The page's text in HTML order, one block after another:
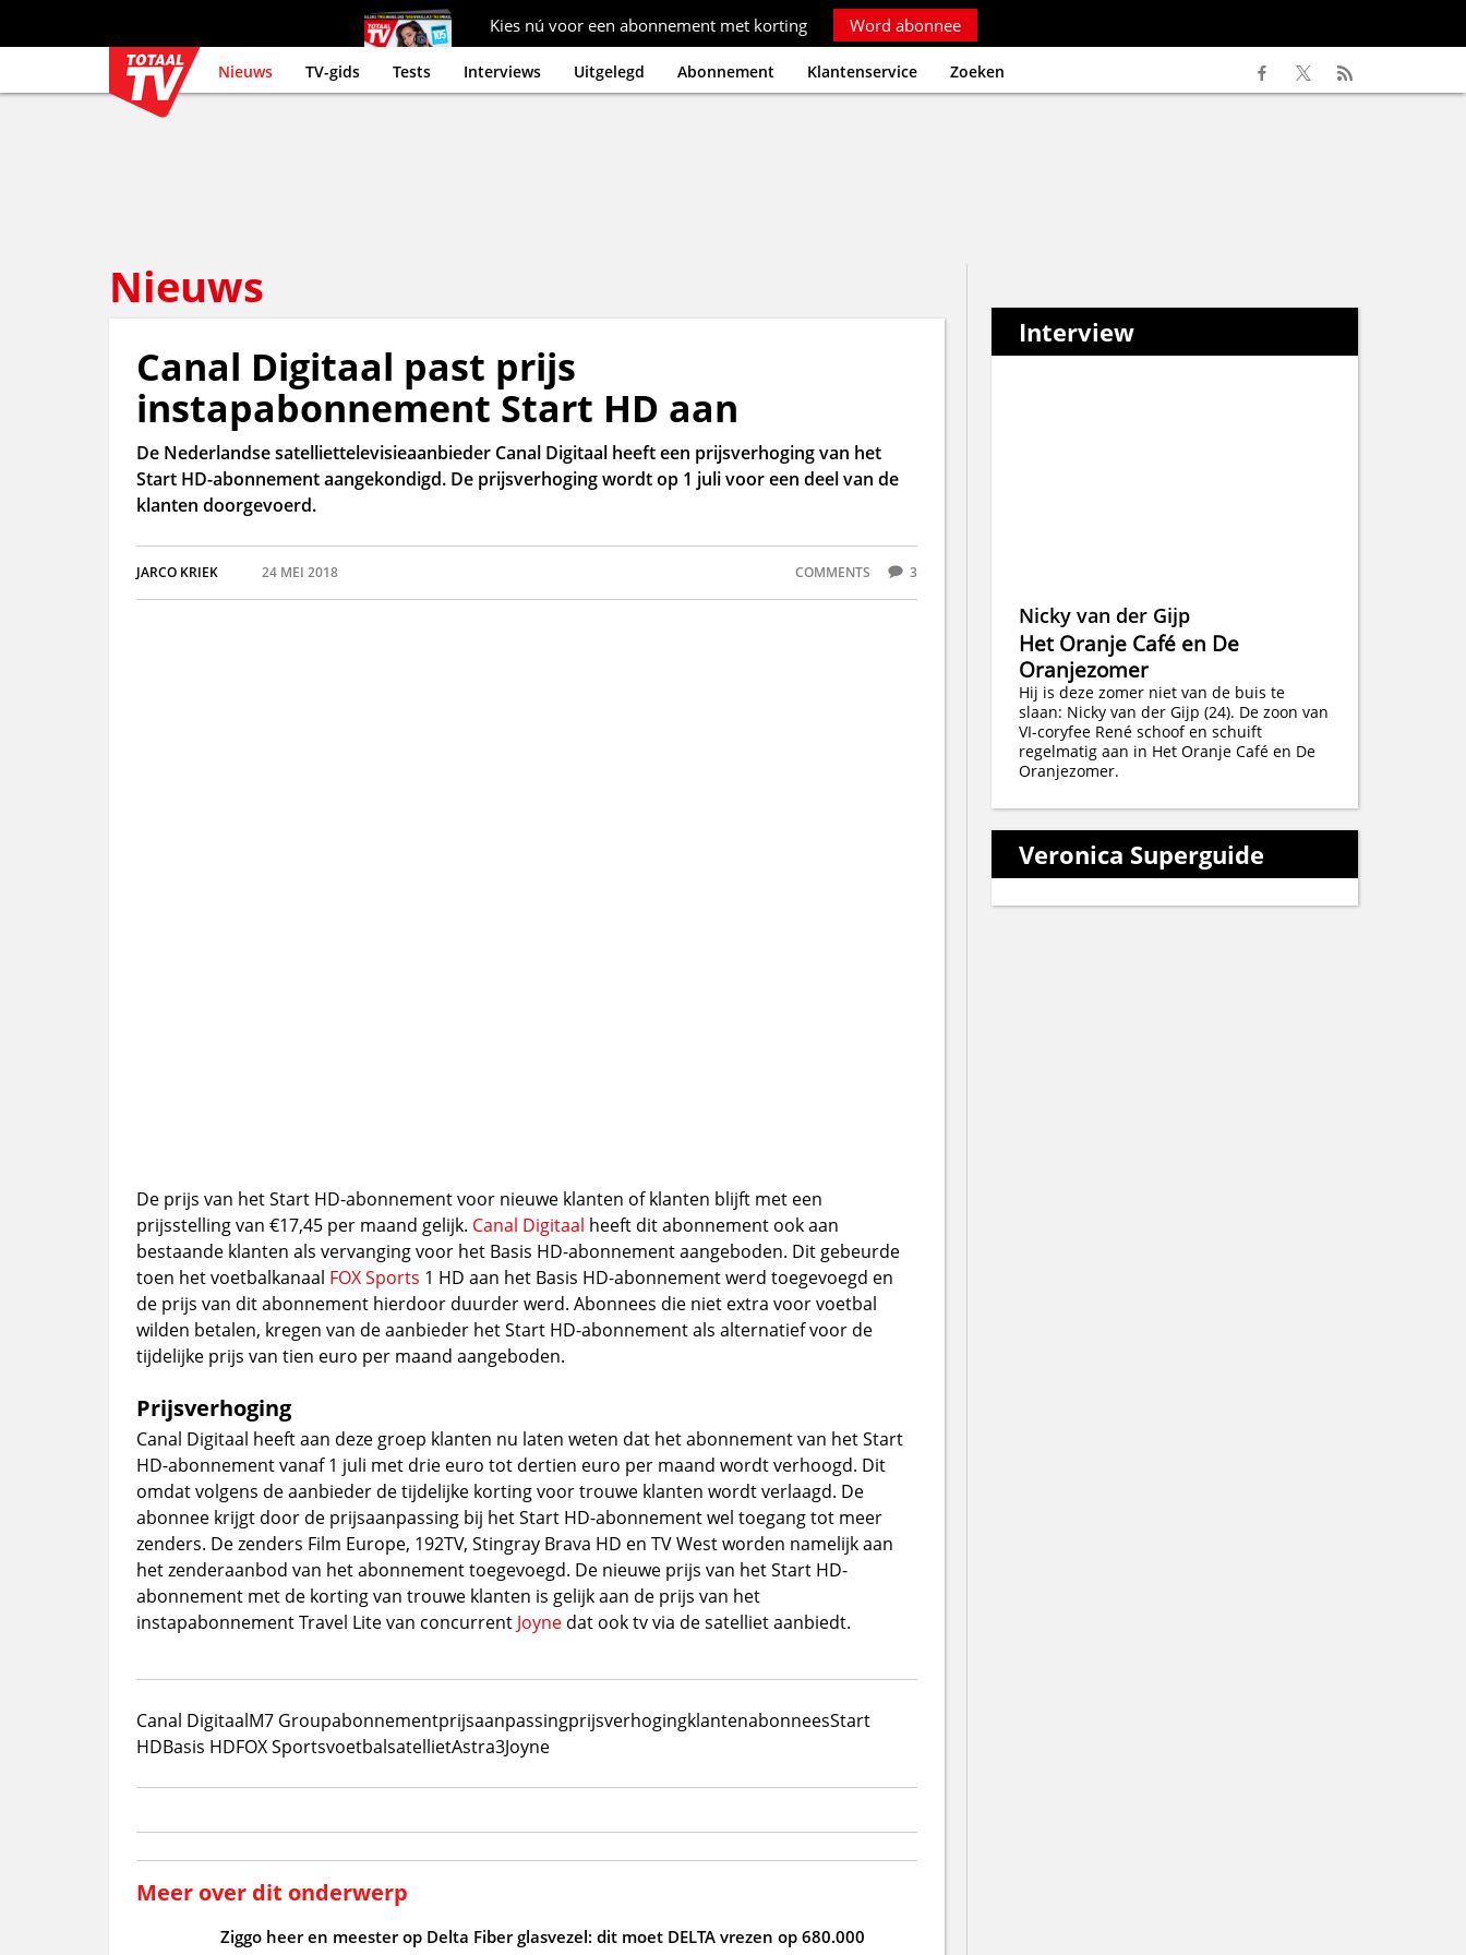
Kies nú voor een abonnement met korting Word abonnee
Nieuws TV-gids Tests Interviews Uitgelegd Abonnement Klantenservice Zoeken
Nieuws
Canal Digitaal past prijs
instapabonnement Start HD aan
De Nederlandse satelliettelevisieaanbieder Canal Digitaal heeft een prijsverhoging van het
Start HD-abonnement aangekondigd. De prijsverhoging wordt op 1 juli voor een deel van de
klanten doorgevoerd.
JARCO KRIEK 24 MEI 2018 COMMENTS 3
De prijs van het Start HD-abonnement voor nieuwe klanten of klanten blijft met een
prijsstelling van €17,45 per maand gelijk. Canal Digitaal heeft dit abonnement ook aan
bestaande klanten als vervanging voor het Basis HD-abonnement aangeboden. Dit gebeurde
toen het voetbalkanaal FOX Sports 1 HD aan het Basis HD-abonnement werd toegevoegd en
de prijs van dit abonnement hierdoor duurder werd. Abonnees die niet extra voor voetbal
wilden betalen, kregen van de aanbieder het Start HD-abonnement als alternatief voor de
tijdelijke prijs van tien euro per maand aangeboden.
Prijsverhoging
Canal Digitaal heeft aan deze groep klanten nu laten weten dat het abonnement van het Start
HD-abonnement vanaf 1 juli met drie euro tot dertien euro per maand wordt verhoogd. Dit
omdat volgens de aanbieder de tijdelijke korting voor trouwe klanten wordt verlaagd. De
abonnee krijgt door de prijsaanpassing bij het Start HD-abonnement wel toegang tot meer
zenders. De zenders Film Europe, 192TV, Stingray Brava HD en TV West worden namelijk aan
het zenderaanbod van het abonnement toegevoegd. De nieuwe prijs van het Start HD-
abonnement met de korting van trouwe klanten is gelijk aan de prijs van het
instapabonnement Travel Lite van concurrent Joynedat ook tv via de satelliet aanbiedt.
Canal DigitaalM7 GroupabonnementprijsaanpassingprijsverhogingklantenabonneesStart
HDBasis HDFOX SportsvoetbalsatellietAstra3Joyne
Meer over dit onderwerp
Ziggo heer en meester op Delta Fiber glasvezel: dit moet DELTA vrezen op 680.000
Interview
Nicky van der Gijp
Het Oranje Café en De
Oranjezomer
Hij is deze zomer niet van de buis te
slaan: Nicky van der Gijp (24). De zoon van
VI-coryfee René schoof en schuift
regelmatig aan in Het Oranje Café en De
Oranjezomer.
Veronica Superguide